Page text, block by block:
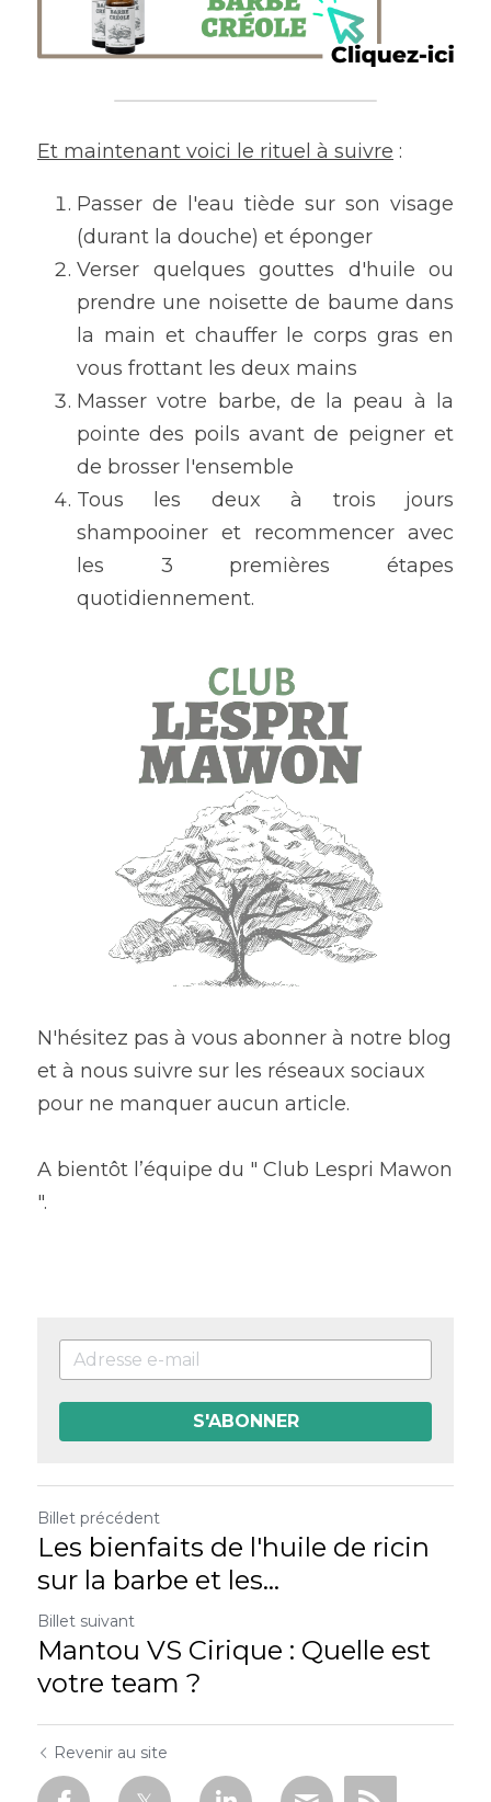
Et maintenant voici le rituel à suivre :
Passer de l'eau tiède sur son visage
(durant la douche) et éponger
Verser quelques gouttes d'huile ou
prendre une noisette de baume dans
la main et chauffer le corps gras en
vous frottant les deux mains
Masser votre barbe, de la peau à la
pointe des poils avant de peigner et
de brosser l'ensemble
Tous les deux à trois jours
shampooiner et recommencer avec
les 3 premières étapes
quotidiennement.
N'hésitez pas à vous abonner à notre blog
et à nous suivre sur les réseaux sociaux
pour ne manquer aucun article.
A bientôt l’équipe du " Club Lespri Mawon
".
S'ABONNER
Billet précédent
Les bienfaits de l'huile de ricin
sur la barbe et les...
Billet suivant
Mantou VS Cirique : Quelle est
votre team ?
Revenir au site